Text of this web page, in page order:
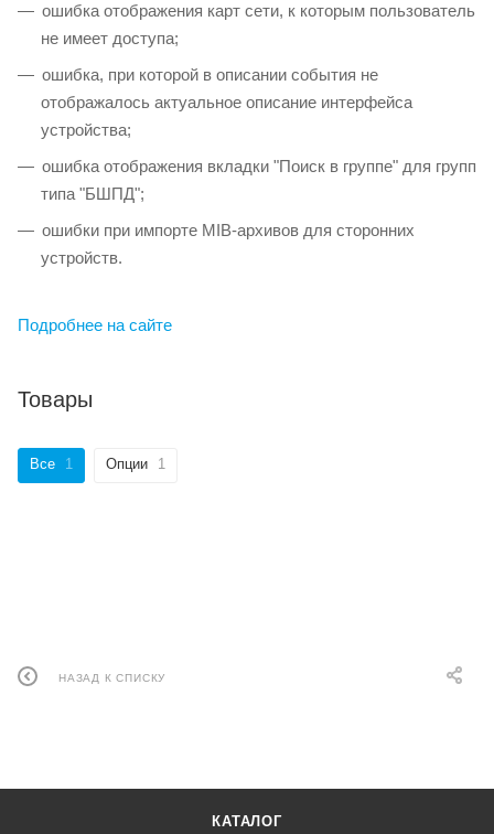
ошибка отображения карт сети, к которым пользователь
не имеет доступа;
ошибка, при которой в описании события не
отображалось актуальное описание интерфейса
устройства;
ошибка отображения вкладки "Поиск в группе" для групп
типа "БШПД";
ошибки при импорте MIB-архивов для сторонних
устройств.
Подробнее на сайте
Товары
Все 1 Опции 1
НАЗАД К СПИСКУ
КАТАЛОГ